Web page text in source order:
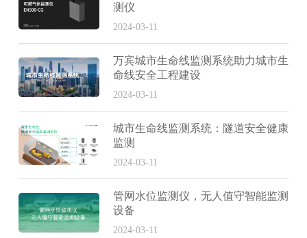
测仪
2024-03-11
万宾城市生命线监测系统助力城市生
命线安全工程建设
2024-03-11
城市生命线监测系统：隧道安全健康
监测
2024-03-11
管网水位监测仪，无人值守智能监测
设备
2024-03-11